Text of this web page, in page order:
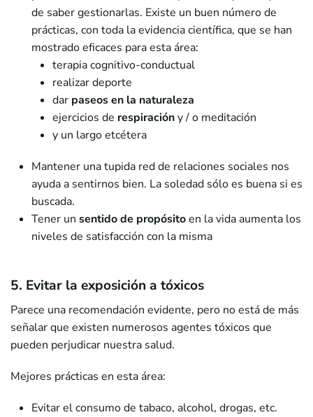
de saber gestionarlas. Existe un buen número de
prácticas, con toda la evidencia científica, que se han
mostrado eficaces para esta área:
terapia cognitivo-conductual
realizar deporte
dar paseos en la naturaleza
ejercicios de respiracióny / o meditación
y un largo etcétera
Mantener una tupida red de relaciones sociales nos
ayuda a sentirnos bien. La soledad sólo es buena si es
buscada.
Tener un sentido de propósitoen la vida aumenta los
niveles de satisfacción con la misma
5. Evitar la exposición a tóxicos
Parece una recomendación evidente, pero no está de más
señalar que existen numerosos agentes tóxicos que
pueden perjudicar nuestra salud.
Mejores prácticas en esta área:
Evitar el consumo de tabaco, alcohol, drogas, etc.